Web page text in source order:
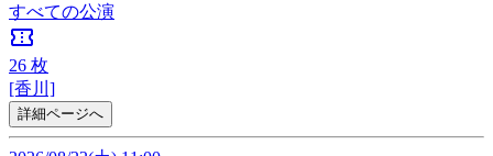
すべての公演
confirmation_number
26 枚
[香川]
詳細ページへ